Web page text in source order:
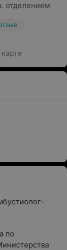
отделением
по